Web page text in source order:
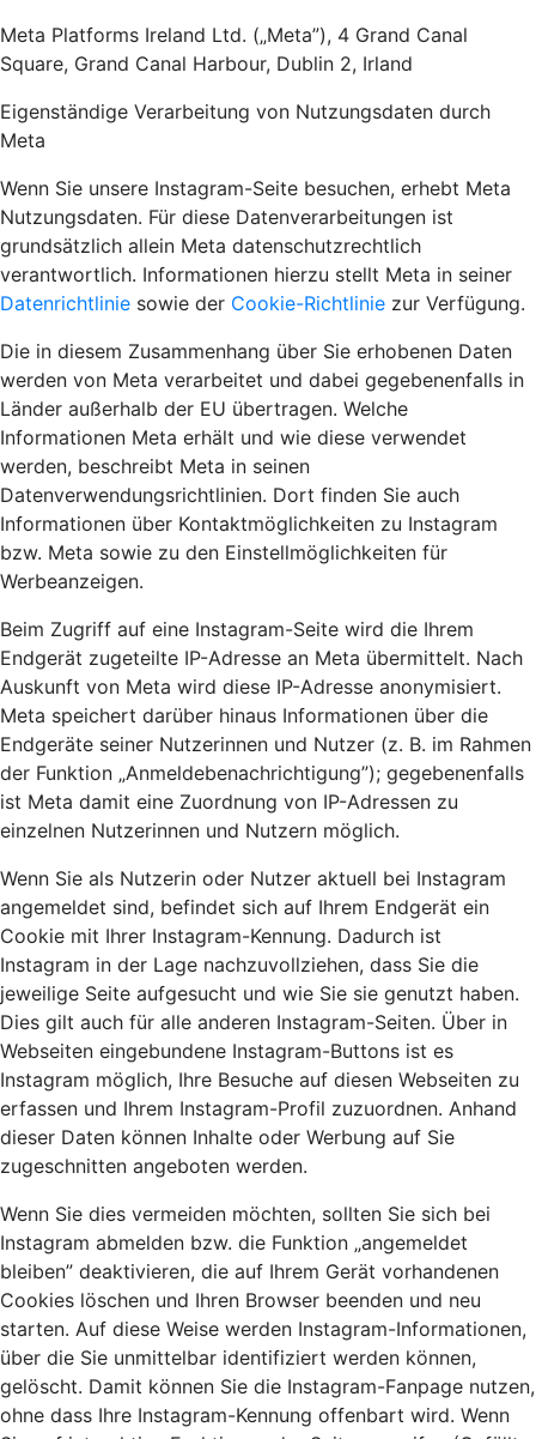
Meta Platforms Ireland Ltd. („Meta”), 4 Grand Canal
Square, Grand Canal Harbour, Dublin 2, Irland
Eigenständige Verarbeitung von Nutzungsdaten durch
Meta
Wenn Sie unsere Instagram-Seite besuchen, erhebt Meta
Nutzungsdaten. Für diese Datenverarbeitungen ist
grundsätzlich allein Meta datenschutzrechtlich
verantwortlich. Informationen hierzu stellt Meta in seiner
Datenrichtlinie sowie der Cookie-Richtlinie zur Verfügung.
Die in diesem Zusammenhang über Sie erhobenen Daten
werden von Meta verarbeitet und dabei gegebenenfalls in
Länder außerhalb der EU übertragen. Welche
Informationen Meta erhält und wie diese verwendet
werden, beschreibt Meta in seinen
Datenverwendungsrichtlinien. Dort finden Sie auch
Informationen über Kontaktmöglichkeiten zu Instagram
bzw. Meta sowie zu den Einstellmöglichkeiten für
Werbeanzeigen.
Beim Zugriff auf eine Instagram-Seite wird die Ihrem
Endgerät zugeteilte IP-Adresse an Meta übermittelt. Nach
Auskunft von Meta wird diese IP-Adresse anonymisiert.
Meta speichert darüber hinaus Informationen über die
Endgeräte seiner Nutzerinnen und Nutzer (z. B. im Rahmen
der Funktion „Anmeldebenachrichtigung”); gegebenenfalls
ist Meta damit eine Zuordnung von IP-Adressen zu
einzelnen Nutzerinnen und Nutzern möglich.
Wenn Sie als Nutzerin oder Nutzer aktuell bei Instagram
angemeldet sind, befindet sich auf Ihrem Endgerät ein
Cookie mit Ihrer Instagram-Kennung. Dadurch ist
Instagram in der Lage nachzuvollziehen, dass Sie die
jeweilige Seite aufgesucht und wie Sie sie genutzt haben.
Dies gilt auch für alle anderen Instagram-Seiten. Über in
Webseiten eingebundene Instagram-Buttons ist es
Instagram möglich, Ihre Besuche auf diesen Webseiten zu
erfassen und Ihrem Instagram-Profil zuzuordnen. Anhand
dieser Daten können Inhalte oder Werbung auf Sie
zugeschnitten angeboten werden.
Wenn Sie dies vermeiden möchten, sollten Sie sich bei
Instagram abmelden bzw. die Funktion „angemeldet
bleiben” deaktivieren, die auf Ihrem Gerät vorhandenen
Cookies löschen und Ihren Browser beenden und neu
starten. Auf diese Weise werden Instagram-Informationen,
über die Sie unmittelbar identifiziert werden können,
gelöscht. Damit können Sie die Instagram-Fanpage nutzen,
ohne dass Ihre Instagram-Kennung offenbart wird. Wenn